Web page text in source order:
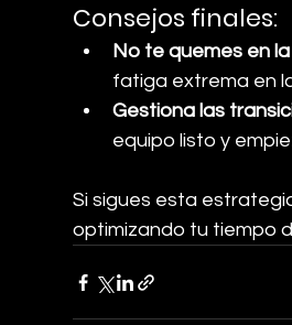
Consejos finales:
No te quemes en
fatiga extrema en
Gestiona las
equipo listo y
Si sigues esta
optimizando tu tiempo